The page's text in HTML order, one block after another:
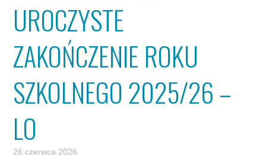
UROCZYSTE
ZAKOŃCZENIE ROKU
SZKOLNEGO 2025/26 –
LO
26 czerwca 2026